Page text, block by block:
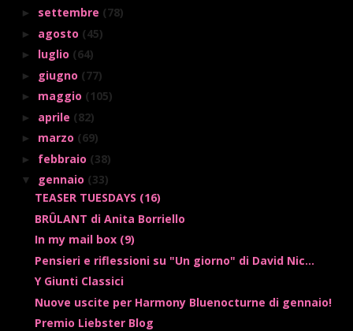
► settembre (78)
► agosto (45)
► luglio (64)
► giugno (77)
► maggio (105)
► aprile (82)
► marzo (69)
► febbraio (38)
▼ gennaio (33)
TEASER TUESDAYS (16)
BRÛLANT di Anita Borriello
In my mail box (9)
Pensieri e riflessioni su "Un giorno" di David Nic...
Y Giunti Classici
Nuove uscite per Harmony Bluenocturne di gennaio!
Premio Liebster Blog